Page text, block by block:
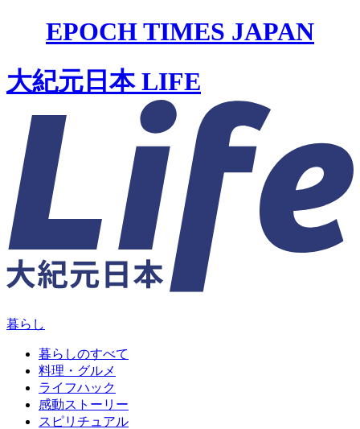
EPOCH TIMES JAPAN
大紀元日本 LIFE
暮らし
暮らしのすべて
料理・グルメ
ライフハック
感動ストーリー
スピリチュアル